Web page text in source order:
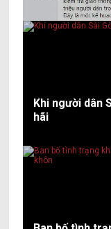
Khi người dân
hãi